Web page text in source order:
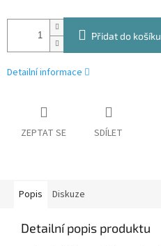
Přidat do košíku
Detailní informace
ZEPTAT SE SDÍLET
Popis Diskuze
Detailní popis produktu